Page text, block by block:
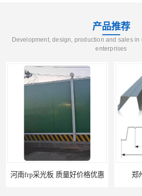
产品推荐
Development, design, production and sales in
enterprises
优惠 郑州楼层板厂家直销 *